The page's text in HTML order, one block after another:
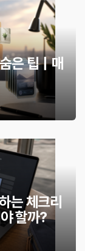
은 팁｜매
는 체크리
할까?